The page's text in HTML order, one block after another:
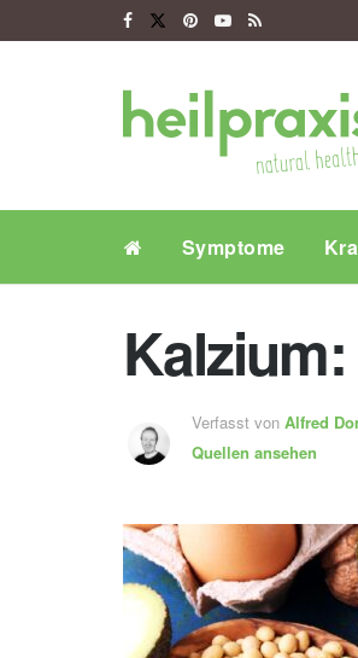
Symptome
Verfasst von Alfred
Quellen ansehen